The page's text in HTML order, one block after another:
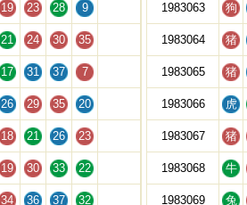
19 23 28 9
21 24 30 35
17 31 37 7
26 29 35 20
18 21 26 23
19 30 33 22
34 36 37 32
1983063 狗
1983064 猪
1983065 猪
1983066 虎
1983067 猪
1983068 牛
1983069 兔